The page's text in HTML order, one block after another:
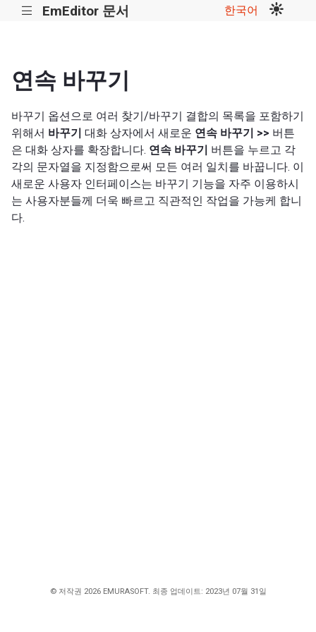
||| EmEditor 문서 한국어
연속 바꾸기
바꾸기 옵션으로 여러 찾기/바꾸기 결합의 목록을 포함하기
위해서 바꾸기 대화 상자에서 새로운 연속 바꾸기 >> 버튼
은 대화 상자를 확장합니다. 연속 바꾸기 버튼을 누르고 각
각의 문자열을 지정함으로써 모든 여러 일치를 바꿉니다. 이
새로운 사용자 인터페이스는 바꾸기 기능을 자주 이용하시
는 사용자분들께 더욱 빠르고 직관적인 작업을 가능케 합니
다.
© 저작권 2026 EMURASOFT. 최종 업데이트: 2023년 07월 31일